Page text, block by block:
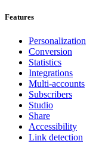
Features
Personalization
Conversion
Statistics
Integrations
Multi-accounts
Subscribers
Studio
Share
Accessibility
Link detection